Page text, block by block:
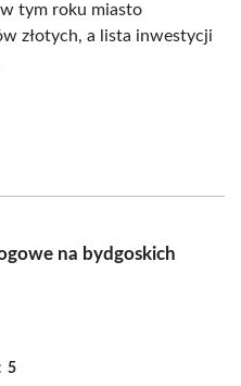
tym roku miasto
złotych, a lista inwestycji
na bydgoskich
5